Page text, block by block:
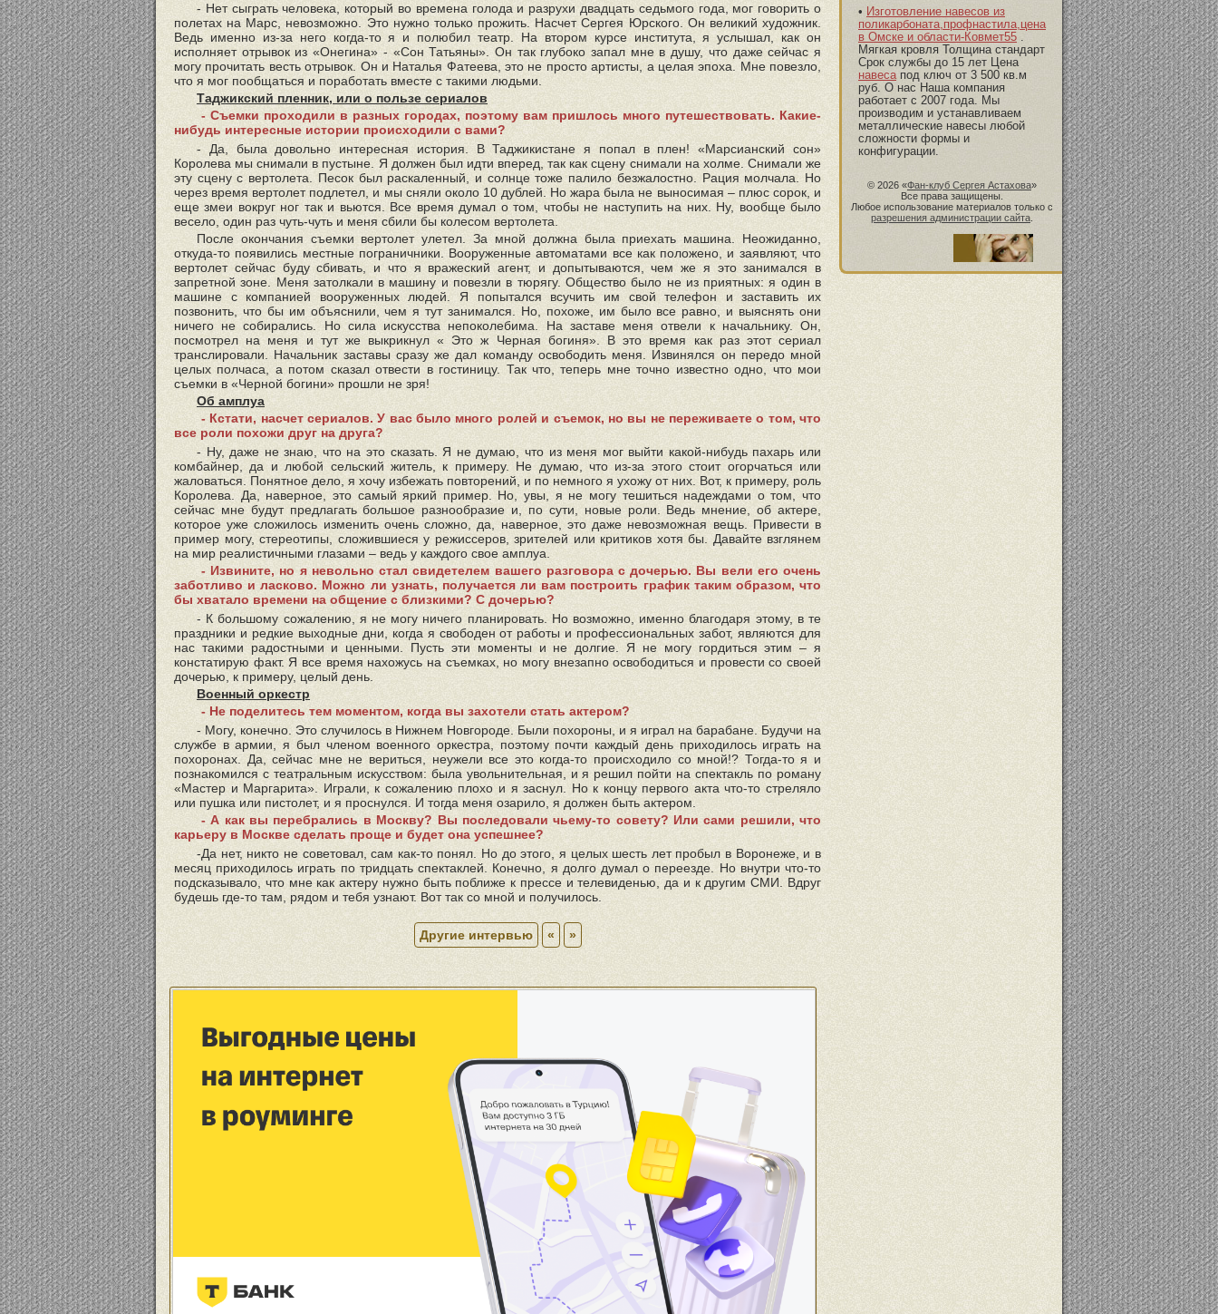
- Нет сыграть человека, который во времена голода и разрухи двадцать седьмого года, мог говорить о
полетах на Марс, невозможно. Это нужно только прожить. Насчет Сергея Юрского. Он великий художник.
Ведь именно из-за него когда-то я и полюбил театр. На втором курсе института, я услышал, как он
исполняет отрывок из «Онегина» - «Сон Татьяны». Он так глубоко запал мне в душу, что даже сейчас я
могу прочитать весть отрывок. Он и Наталья Фатеева, это не просто артисты, а целая эпоха. Мне повезло,
что я мог пообщаться и поработать вместе с такими людьми.
Таджикский пленник, или о пользе сериалов
- Съемки проходили в разных городах, поэтому вам пришлось много путешествовать. Какие-
нибудь интересные истории происходили с вами?
- Да, была довольно интересная история. В Таджикистане я попал в плен! «Марсианский сон»
Королева мы снимали в пустыне. Я должен был идти вперед, так как сцену снимали на холме. Снимали же
эту сцену с вертолета. Песок был раскаленный, и солнце тоже палило безжалостно. Рация молчала. Но
через время вертолет подлетел, и мы сняли около 10 дублей. Но жара была не выносимая – плюс сорок, и
еще змеи вокруг ног так и вьются. Все время думал о том, чтобы не наступить на них. Ну, вообще было
весело, один раз чуть-чуть и меня сбили бы колесом вертолета.
После окончания съемки вертолет улетел. За мной должна была приехать машина. Неожиданно,
откуда-то появились местные пограничники. Вооруженные автоматами все как положено, и заявляют, что
вертолет сейчас буду сбивать, и что я вражеский агент, и допытываются, чем же я это занимался в
запретной зоне. Меня затолкали в машину и повезли в тюрягу. Общество было не из приятных: я один в
машине с компанией вооруженных людей. Я попытался всучить им свой телефон и заставить их
позвонить, что бы им объяснили, чем я тут занимался. Но, похоже, им было все равно, и выяснять они
ничего не собирались. Но сила искусства непоколебима. На заставе меня отвели к начальнику. Он,
посмотрел на меня и тут же выкрикнул « Это ж Черная богиня». В это время как раз этот сериал
транслировали. Начальник заставы сразу же дал команду освободить меня. Извинялся он передо мной
целых полчаса, а потом сказал отвести в гостиницу. Так что, теперь мне точно известно одно, что мои
съемки в «Черной богини» прошли не зря!
Об амплуа
- Кстати, насчет сериалов. У вас было много ролей и съемок, но вы не переживаете о том, что
все роли похожи друг на друга?
- Ну, даже не знаю, что на это сказать. Я не думаю, что из меня мог выйти какой-нибудь пахарь или
комбайнер, да и любой сельский житель, к примеру. Не думаю, что из-за этого стоит огорчаться или
жаловаться. Понятное дело, я хочу избежать повторений, и по немного я ухожу от них. Вот, к примеру, роль
Королева. Да, наверное, это самый яркий пример. Но, увы, я не могу тешиться надеждами о том, что
сейчас мне будут предлагать большое разнообразие и, по сути, новые роли. Ведь мнение, об актере,
которое уже сложилось изменить очень сложно, да, наверное, это даже невозможная вещь. Привести в
пример могу, стереотипы, сложившиеся у режиссеров, зрителей или критиков хотя бы. Давайте взглянем
на мир реалистичными глазами – ведь у каждого свое амплуа.
- Извините, но я невольно стал свидетелем вашего разговора с дочерью. Вы вели его очень
заботливо и ласково. Можно ли узнать, получается ли вам построить график таким образом, что
бы хватало времени на общение с близкими? С дочерью?
- К большому сожалению, я не могу ничего планировать. Но возможно, именно благодаря этому, в те
праздники и редкие выходные дни, когда я свободен от работы и профессиональных забот, являются для
нас такими радостными и ценными. Пусть эти моменты и не долгие. Я не могу гордиться этим – я
констатирую факт. Я все время нахожусь на съемках, но могу внезапно освободиться и провести со своей
дочерью, к примеру, целый день.
Военный оркестр
- Не поделитесь тем моментом, когда вы захотели стать актером?
- Могу, конечно. Это случилось в Нижнем Новгороде. Были похороны, и я играл на барабане. Будучи на
службе в армии, я был членом военного оркестра, поэтому почти каждый день приходилось играть на
похоронах. Да, сейчас мне не вериться, неужели все это когда-то происходило со мной!? Тогда-то я и
познакомился с театральным искусством: была увольнительная, и я решил пойти на спектакль по роману
«Мастер и Маргарита». Играли, к сожалению плохо и я заснул. Но к концу первого акта что-то стреляло
или пушка или пистолет, и я проснулся. И тогда меня озарило, я должен быть актером.
- А как вы перебрались в Москву? Вы последовали чьему-то совету? Или сами решили, что
карьеру в Москве сделать проще и будет она успешнее?
-Да нет, никто не советовал, сам как-то понял. Но до этого, я целых шесть лет пробыл в Воронеже, и в
месяц приходилось играть по тридцать спектаклей. Конечно, я долго думал о переезде. Но внутри что-то
подсказывало, что мне как актеру нужно быть поближе к прессе и телевиденью, да и к другим СМИ. Вдруг
будешь где-то там, рядом и тебя узнают. Вот так со мной и получилось.
Другие интервью « »
• Изготовление навесов из
поликарбоната,профнастила,цена
в Омске и области-Ковмет55 .
Мягкая кровля Толщина стандарт
Срок службы до 15 лет Цена
навесапод ключ от 3 500 кв.м
руб. О нас Наша компания
работает с 2007 года. Мы
производим и устанавливаем
металлические навесы любой
сложности формы и
конфигурации.
© 2026 «Фан-клуб Сергея Астахова»
Все права защищены.
Любое использование материалов только с
разрешения администрации сайта